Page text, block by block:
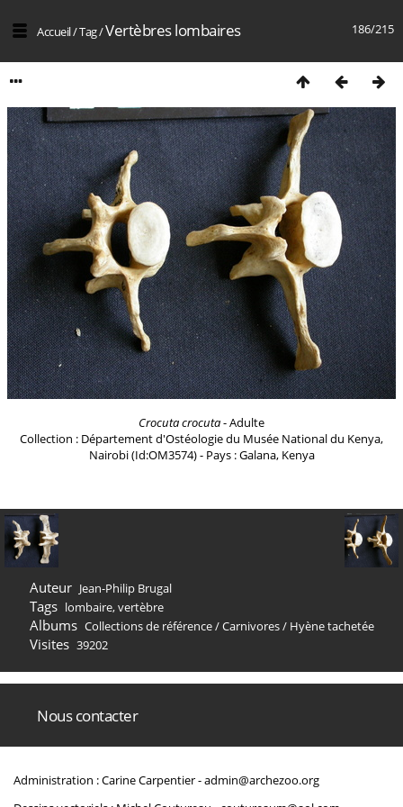
186/215
Accueil/Tag/Vertèbres lombaires
Crocuta crocuta- Adulte
Collection : Département d'Ostéologie du Musée National du Kenya,
Nairobi (Id:OM3574) - Pays : Galana, Kenya
Auteur Jean-Philip Brugal
Tags lombaire,vertèbre
Albums Collections de référence/Carnivores/ Hyène tachetée
Visites 39202
Nous contacter
Administration : Carine Carpentier -admin@archezoo.org